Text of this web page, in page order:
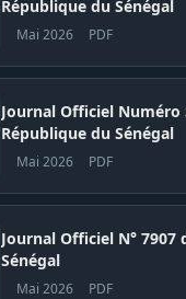
République du Sénégal
Mai 2026 PDF
Journal Officiel Numéro
République du Sénégal
Mai 2026 PDF
Journal Officiel N° 7907 du 09
Sénégal
Mai 2026 PDF